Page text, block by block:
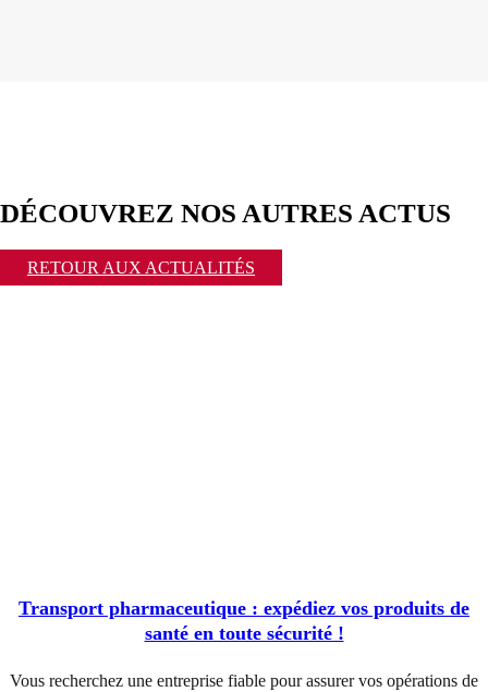
DÉCOUVREZ NOS AUTRES ACTUS
RETOUR AUX ACTUALITÉS
Transport pharmaceutique : expédiez vos produits de
santé en toute sécurité !
Vous recherchez une entreprise fiable pour assurer vos opérations de